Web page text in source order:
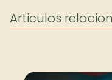
Articulos